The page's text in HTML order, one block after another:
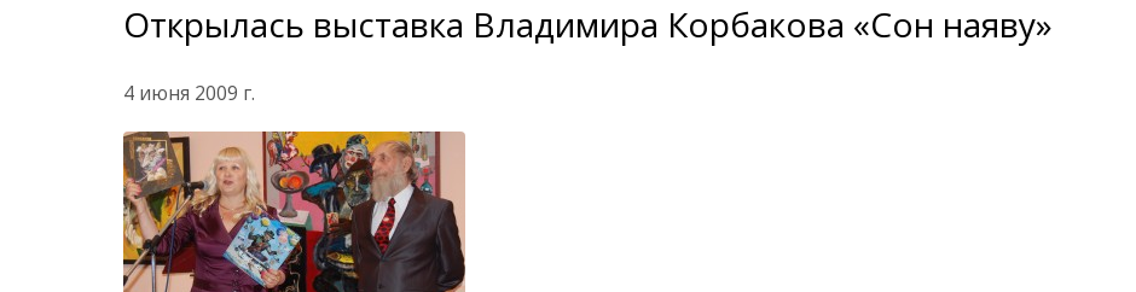
Открылась выставка Владимира Корбакова «Сон наяву»
4 июня 2009 г.